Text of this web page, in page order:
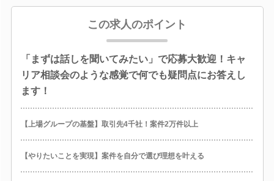
この求人のポイント
「まずは話しを聞いてみたい」で応募大歓迎！キャ
リア相談会のような感覚で何でも疑問点にお答えし
ます！
【上場グループの基盤】取引先4千社！案件2万件以上
【やりたいことを実現】案件を自分で選び理想を叶える